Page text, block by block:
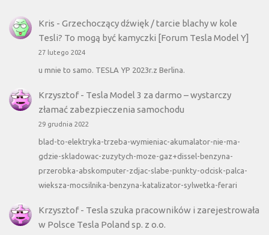
Kris - Grzechoczący dźwięk / tarcie blachy w kole
Tesli? To mogą być kamyczki [Forum Tesla Model Y]
27 lutego 2024
u mnie to samo. TESLA YP 2023r.z Berlina.
Krzysztof- Tesla Model 3 za darmo – wystarczy
złamać zabezpieczenia samochodu
29 grudnia 2022
blad-to-elektryka-trzeba-wymieniac-akumalator-nie-ma-
gdzie-skladowac-zuzytych-moze-gaz+dissel-benzyna-
przerobka-abskomputer-zdjac-slabe-punkty-odcisk-palca-
wieksza-mocsilnika-benzyna-katalizator-sylwetka-ferari
Krzysztof- Tesla szuka pracowników i zarejestrowała
w Polsce Tesla Poland sp. z o.o.